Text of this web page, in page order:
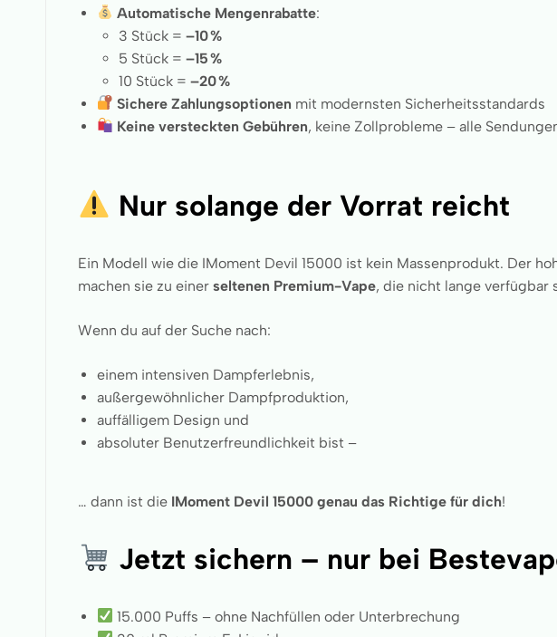
Automatische Mengenrabatte:
3 Stück = –10 %
5 Stück = –15 %
10 Stück = –20 %
Sichere Zahlungsoptionen mit modernsten Sicherheitsstandards
Keine versteckten Gebühren, keine Zollprobleme – alle
Nur solange der Vorrat reicht
Ein Modell wie die IMoment Devil 15000 ist kein Massenprodukt. Der
machen sie zu einer seltenen Premium-Vape, die nicht lange verfügbar
Wenn du auf der Suche nach:
einem intensiven Dampferlebnis,
außergewöhnlicher Dampfproduktion,
auffälligem Design und
absoluter Benutzerfreundlichkeit bist –
… dann ist die IMoment Devil 15000 genau das Richtige für dich!
Jetzt sichern – nur bei
15.000 Puffs – ohne Nachfüllen oder Unterbrechung